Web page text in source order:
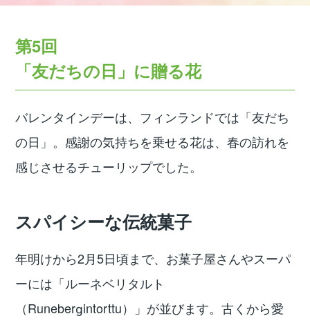
第5回
「友だちの日」に贈る花
バレンタインデーは、フィンランドでは「友だち
の日」。感謝の気持ちを乗せる花は、春の訪れを
感じさせるチューリップでした。
スパイシーな伝統菓子
年明けから2月5日頃まで、お菓子屋さんやスーパ
ーには「ルーネベリタルト
（Runebergintorttu）」が並びます。古くから愛